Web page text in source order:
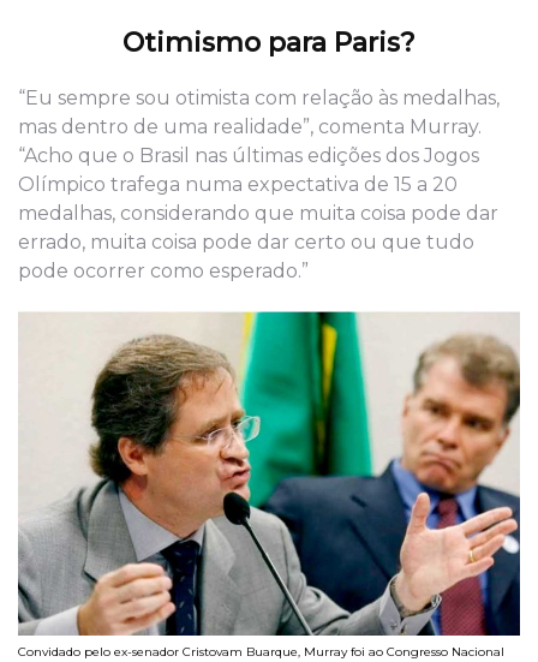
Otimismo para Paris?
“Eu sempre sou otimista com relação às medalhas,
mas dentro de uma realidade”, comenta Murray.
“Acho que o Brasil nas últimas edições dos Jogos
Olímpico trafega numa expectativa de 15 a 20
medalhas, considerando que muita coisa pode dar
errado, muita coisa pode dar certo ou que tudo
pode ocorrer como esperado.”
Convidado pelo ex-senador Cristovam Buarque, Murray foi ao Congresso Nacional